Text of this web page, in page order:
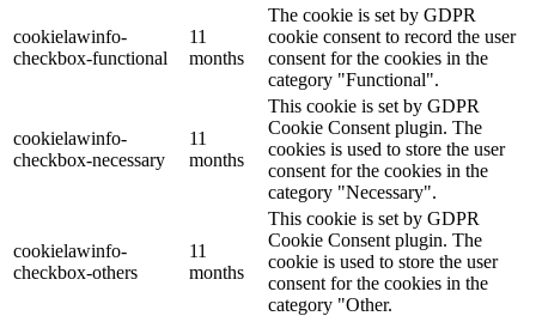
cookielawinfo-
checkbox-functional
11
months
The cookie is set by GDPR
cookie consent to record the user
consent for the cookies in the
category "Functional".
cookielawinfo-
checkbox-necessary
11
months
This cookie is set by GDPR
Cookie Consent plugin. The
cookies is used to store the user
consent for the cookies in the
category "Necessary".
cookielawinfo-
checkbox-others
11
months
This cookie is set by GDPR
Cookie Consent plugin. The
cookie is used to store the user
consent for the cookies in the
category "Other.